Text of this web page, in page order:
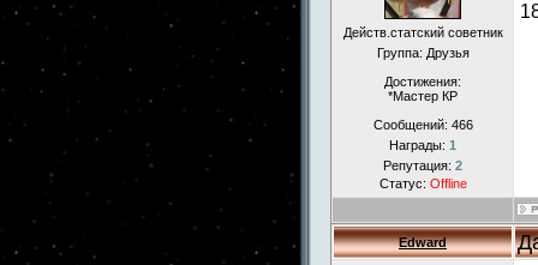
Действ.статский советник
Группа: Друзья
Достижения:
*Мастер КР
Сообщений: 466
Награды: 1
Репутация: 2
Статус: Offline
Edward